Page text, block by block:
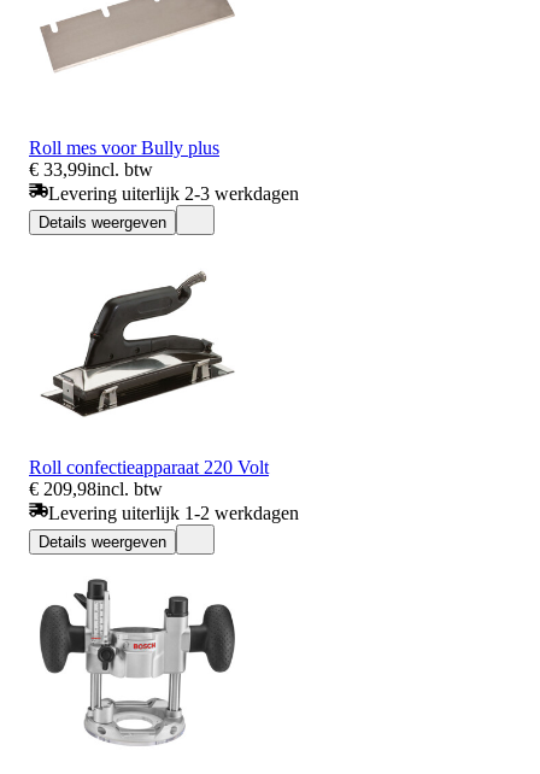
Roll mes voor Bully plus
€ 33,99incl. btw
Levering uiterlijk 2-3 werkdagen
Details weergeven
Roll confectieapparaat 220 Volt
€ 209,98incl. btw
Levering uiterlijk 1-2 werkdagen
Details weergeven